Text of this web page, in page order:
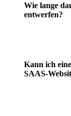
Wie lange
entwerfen?
Kann ich
SAAS-